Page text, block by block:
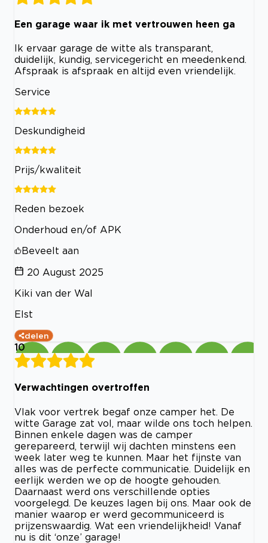
Een garage waar ik met vertrouwen heen ga
Ik ervaar garage de witte als transparant,
duidelijk, kundig, servicegericht en meedenkend.
Afspraak is afspraak en altijd even vriendelijk.
Service
Deskundigheid
Prijs/kwaliteit
Reden bezoek
Onderhoud en/of APK
Beveelt aan
20 August 2025
Kiki van der Wal
Elst
delen
10
Verwachtingen overtroffen
Vlak voor vertrek begaf onze camper het. De
witte Garage zat vol, maar wilde ons toch helpen.
Binnen enkele dagen was de camper
gerepareerd, terwijl wij dachten minstens een
week later weg te kunnen. Maar het fijnste van
alles was de perfecte communicatie. Duidelijk en
eerlijk werden we op de hoogte gehouden.
Daarnaast werd ons verschillende opties
voorgelegd. De keuzes lagen bij ons. Maar ook de
manier waarop er werd gecommuniceerd is
prijzenswaardig. Wat een vriendelijkheid! Vanaf
nu is dit ‘onze’ garage!